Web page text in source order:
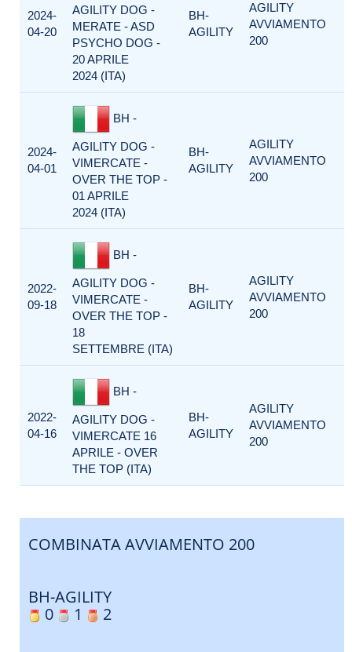
2024-
04-20
AGILITY DOG -
MERATE - ASD
PSYCHO DOG -
20 APRILE
2024 (ITA)
BH-
AGILITY
AGILITY
AVVIAMENTO
200
2024-
04-01
BH -
AGILITY DOG -
VIMERCATE -
OVER THE TOP -
01 APRILE
2024 (ITA)
BH-
AGILITY
AGILITY
AVVIAMENTO
200
2022-
09-18
BH -
AGILITY DOG -
VIMERCATE -
OVER THE TOP -
18
SETTEMBRE (ITA)
BH-
AGILITY
AGILITY
AVVIAMENTO
200
2022-
04-16
BH -
AGILITY DOG -
VIMERCATE 16
APRILE - OVER
THE TOP (ITA)
BH-
AGILITY
AGILITY
AVVIAMENTO
200
COMBINATA AVVIAMENTO 200
BH-AGILITY
0
1 2